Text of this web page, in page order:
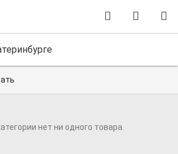
нет ни одного товара.